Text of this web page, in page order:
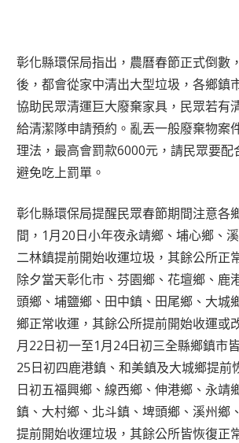
彰化縣環保局指出，農曆春節正式倒數
後，都會從家中清出大型垃圾，各鄉鎮
協助民眾清運巨大廢棄家具，民眾若有
給清潔隊申請預約。亂丟一般廢棄物案
理法，最高會罰款6000元，請民眾要配
避免吃上罰單。
彰化縣環保局提醒民眾春節期間注意各
間，1月20日小年夜永靖鄉、埔心鄉、
二林鎮提前開始收運垃圾，其餘公所正
除夕當天彰化市、芬園鄉、花壇鄉、鹿
頭鄉、埔鹽鄉、田中鎮、田尾鄉、大城
鄉正常收運，其餘公所提前開始收運或
月22日初一至1月24日初三全縣鄉鎮市
25日初四鹿港鎮、和美鎮及大城鄉提前
日初五福興鄉、線西鄉、伸港鄉、永靖
鎮、大村鄉、北斗鎮、埤頭鄉、溪州鄉
提前開始收運垃圾，其餘公所皆恢復正